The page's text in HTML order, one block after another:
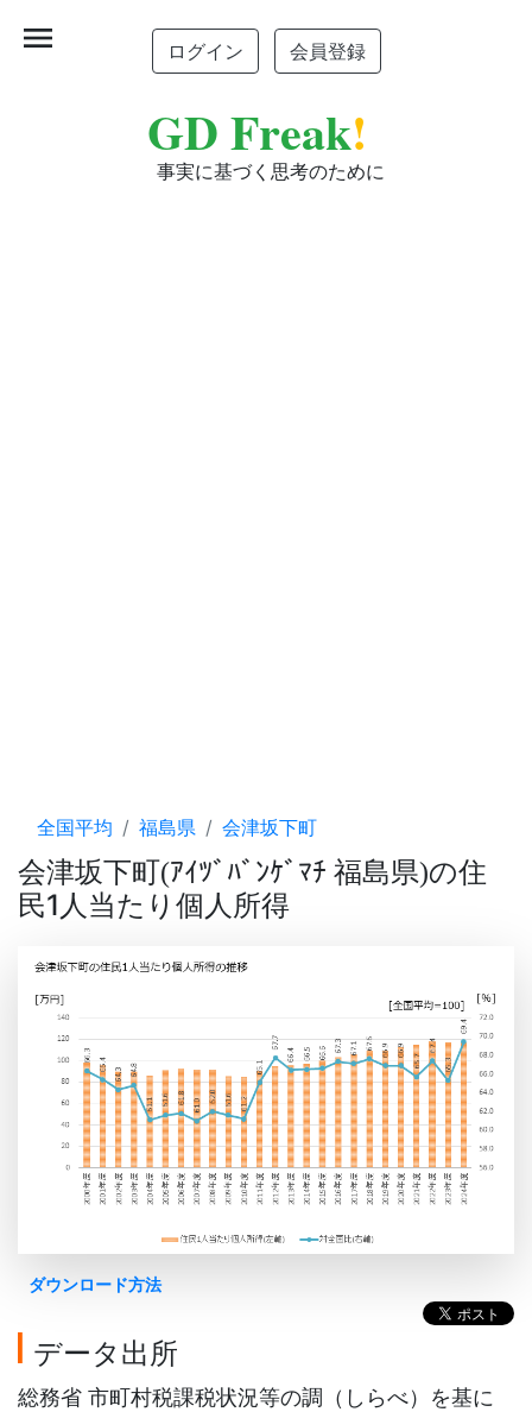
ログイン 会員登録
GD Freak!
事実に基づく思考のために
menu
全国平均 福島県 会津坂下町
会津坂下町(ｱｲﾂﾞﾊﾞﾝｹﾞﾏﾁ 福島県)の住
民1人当たり個人所得
ダウンロード方法
データ出所
総務省 市町村税課税状況等の調（しらべ）を基に